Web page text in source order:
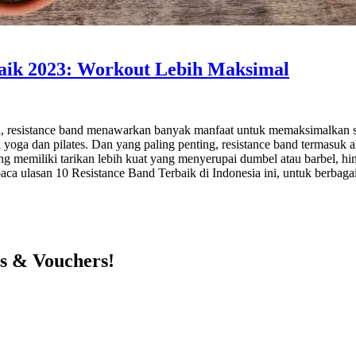
2023: Workout Lebih Maksimal
band menawarkan banyak manfaat untuk
dan pilates. Dan yang paling penting, resistance band
memiliki tarikan lebih kuat yang menyerupai dumbel atau barbel,
ulasan 10 Resistance Band Terbaik di Indonesia ini, untuk
& Vouchers!